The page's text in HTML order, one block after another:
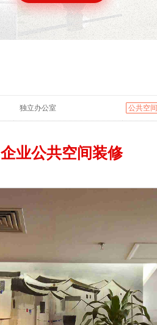
独立办公室 公共空间
企业公共空间装修